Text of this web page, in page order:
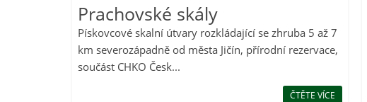
Prachovské skály
Pískovcové skalní útvary rozkládající se zhruba 5 až 7
km severozápadně od města Jičín, přírodní rezervace,
součást CHKO Česk...
ČTĚTE VÍCE